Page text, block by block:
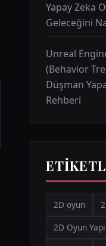
Yapay Zeka
Geleceğini
Unreal
(Behavior
Düşman
Rehberi
2D oyun
2D Oyun